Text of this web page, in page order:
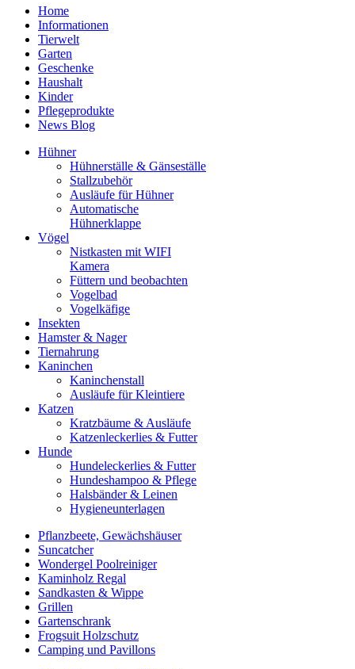
Home
Informationen
Tierwelt
Garten
Geschenke
Haushalt
Kinder
Pflegeprodukte
News Blog
Hühner
Hühnerställe & Gänseställe
Stallzubehör
Ausläufe für Hühner
Automatische
Hühnerklappe
Vögel
Nistkasten mit WIFI
Kamera
Füttern und beobachten
Vogelbad
Vogelkäfige
Insekten
Hamster & Nager
Tiernahrung
Kaninchen
Kaninchenstall
Ausläufe für Kleintiere
Katzen
Kratzbäume & Ausläufe
Katzenleckerlies & Futter
Hunde
Hundeleckerlies & Futter
Hundeshampoo & Pflege
Halsbänder & Leinen
Hygieneunterlagen
Pflanzbeete, Gewächshäuser
Suncatcher
Wondergel Poolreiniger
Kaminholz Regal
Sandkasten & Wippe
Grillen
Gartenschrank
Frogsuit Holzschutz
Camping und Pavillons